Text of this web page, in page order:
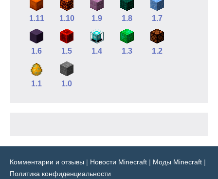
1.11 1.10 1.9 1.8 1.7
1.6 1.5 1.4 1.3 1.2
1.1 1.0
Комментарии и отзывы | Новости Minecraft | Моды Minecraft |
Политика конфиденциальности